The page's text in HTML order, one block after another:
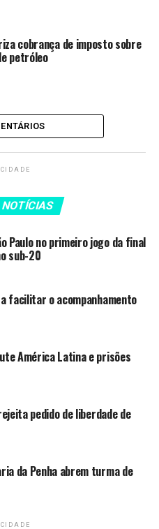
morta no
A polícia foi
que a soldado havia
Dino rejeita
de Deolane
PF desarticula
tráfico internacional
plantão para
de eleitores
internação de
de estupro
de Santa Catarina
cotas raciais nas
o caso foi tipificado
encontradas no
ameaças contra a esposa.
corporais dos policiais
cobrança de imposto sobre
petróleo
Paulo no primeiro jogo da final
sub-20
facilitar o acompanhamento
América Latina e prisões
pedido de liberdade de
da Penha abrem turma de